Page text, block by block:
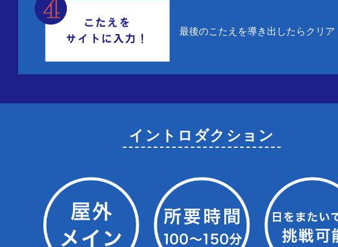
最後のこたえを導き出したらクリア
イントロダクション